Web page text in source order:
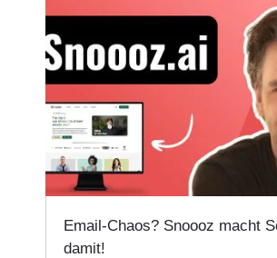
Email-Chaos? Snoooz macht
damit!